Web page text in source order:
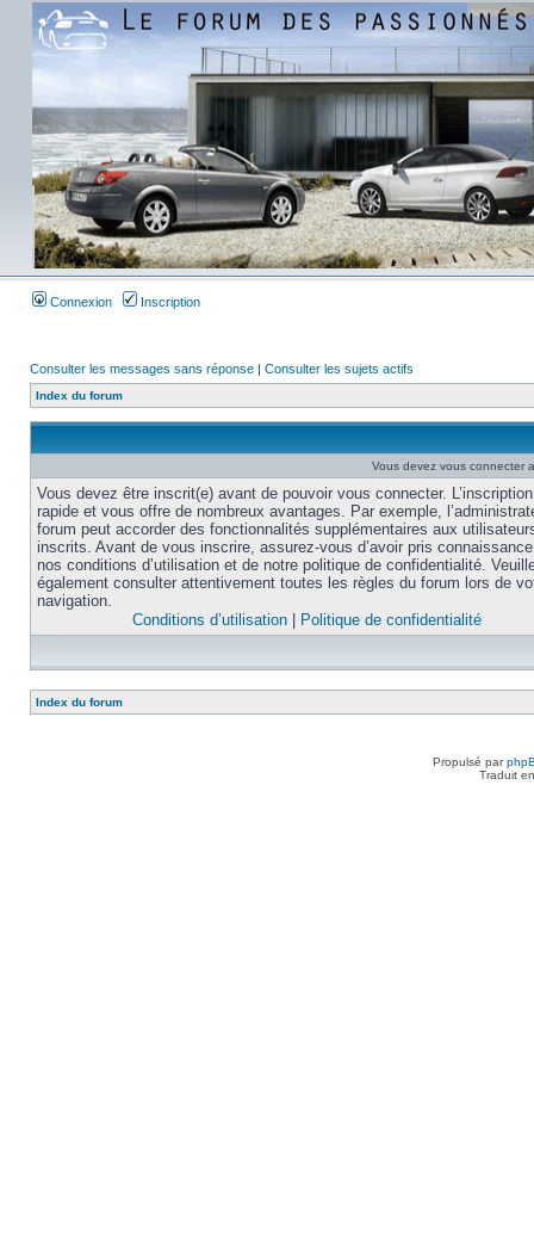
Connexion Inscription
Consulter les messages sans réponse | Consulter les sujets actifs
Index du forum
Vous devez vous connecter
Vous devez être inscrit(e) avant de pouvoir vous connecter.
rapide et vous offre de nombreux avantages. Par exemple,
forum peut accorder des fonctionnalités supplémentaires aux
inscrits. Avant de vous inscrire, assurez-vous d’avoir pris
nos conditions d’utilisation et de notre politique de confidentialité.
également consulter attentivement toutes les règles du forum lors de
navigation.
Conditions d’utilisation
Politique de confidentialité
Index du forum
Propulsé par
Traduit